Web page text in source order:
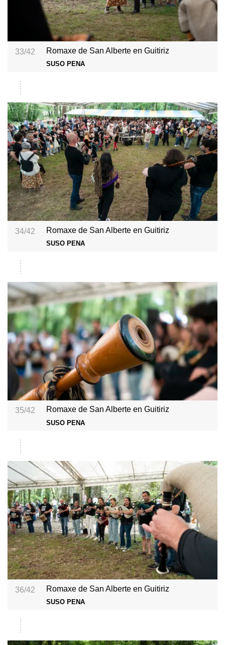
33/42 Romaxe de San Alberte en Guitiriz
SUSO PENA
34/42 Romaxe de San Alberte en Guitiriz
SUSO PENA
35/42 Romaxe de San Alberte en Guitiriz
SUSO PENA
36/42 Romaxe de San Alberte en Guitiriz
SUSO PENA